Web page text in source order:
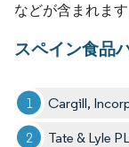
などが含まれます
スペイン食品
Cargill,
Tate & Lyle